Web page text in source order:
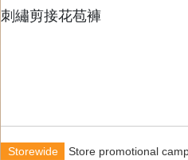
刺繡剪接花苞褲
Storewide
Store promotional